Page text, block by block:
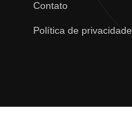
Contato
Política de privacidade